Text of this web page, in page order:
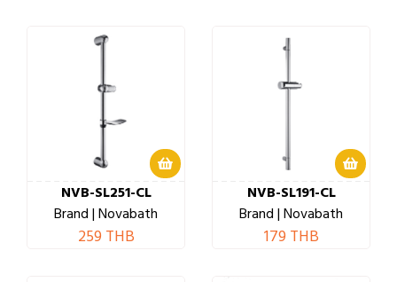
NVB-SL251-CL
Brand | Novabath
259 THB
NVB-SL191-CL
Brand | Novabath
179 THB